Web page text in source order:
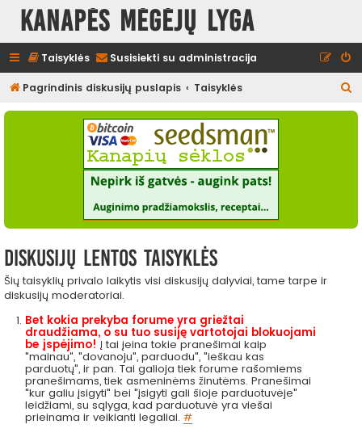
Kanapės mėgėjų lyga
Taisyklės Susisiekti su administracija
Pagrindinis diskusijų puslapis Taisyklės
e
Diskusijų lentos taisyklės
Šių taisyklių privalo laikytis visi diskusijų dalyviai, tame tarpe ir
diskusijų moderatoriai.
Bet kokia prekyba forume yra griežtai
draudžiama, o su tuo susiję vartotojai blokuojami
be įspėjimo! Į tai įeina tokie pranešimai kaip
"mainau", "dovanoju", parduodu", "ieškau kas
parduotų", ir pan. Tai galioja tiek forume rašomiems
pranešimams, tiek asmeninėms žinutėms. Pranešimai
"kur galiu įsigyti" bei "įsigyti gali šioje parduotuvėje"
leidžiami, su sąlyga, kad parduotuvė yra viešai
prieinama ir veikianti legaliai.#